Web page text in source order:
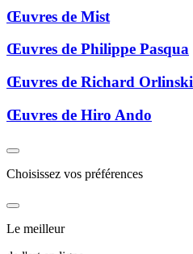
Œuvres de Mist
Œuvres de Philippe Pasqua
Œuvres de Richard Orlinski
Œuvres de Hiro Ando
Choisissez vos préférences
Le meilleur